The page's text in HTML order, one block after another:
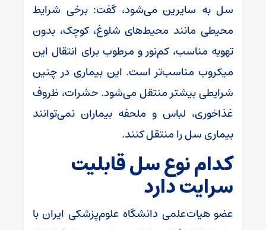
سل به سایرین می‌شود، گفت: برخی شرایط
محیطی مانند محیط‌های شلوغ، کوچک، بدون
تهویه مناسب، کم‌نور و مرطوب برای انتقال این
میکروب مناسب‌تر است. این بیماری در چنین
شرایطی بیشتر منتقل می‌شود. حشرات، ظروف
غذاخوری، لباس و ملحفه بیماران نمی‌توانند
بیماری سل را منتقل کنند.
کدام نوع سل قابلیت
سرایت دارد
عضو هیات‌علمی دانشگاه علوم‌پزشکی ایران با